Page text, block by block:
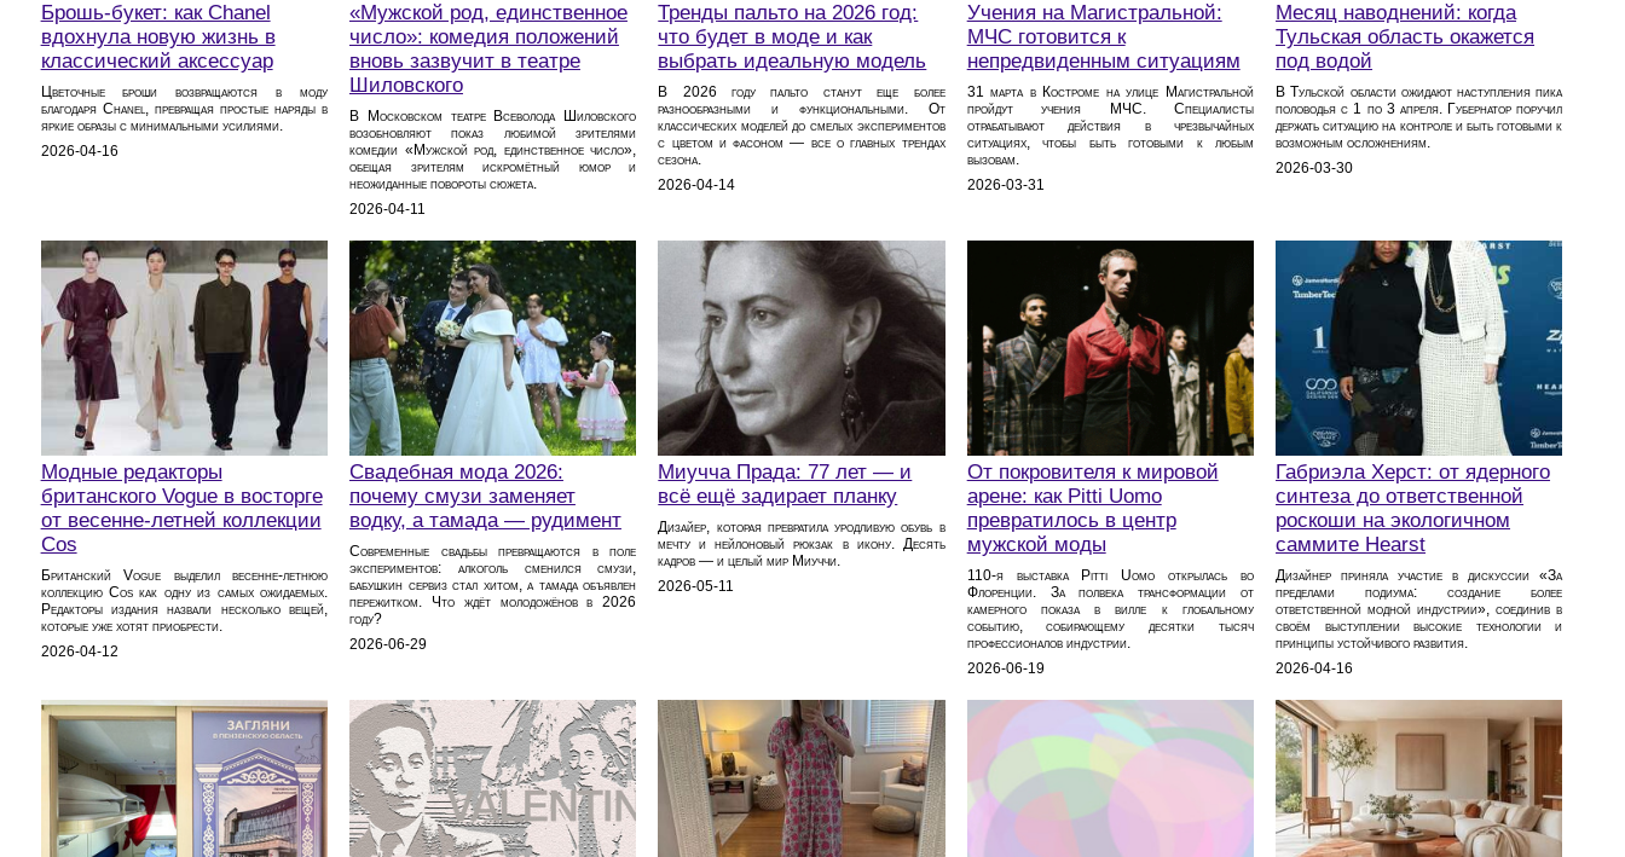
Брошь-букет: как Chanel
вдохнула новую жизнь в
классический аксессуар
Цветочные броши возвращаются в моду
благодаря Chanel, превращая простые наряды в
яркие образы с минимальными усилиями.
2026-04-16
«Мужской род, единственное
число»: комедия положений
вновь зазвучит в театре
Шиловского
В Московском театре Всеволода Шиловского
возобновляют показ любимой зрителями
комедии «Мужской род, единственное число»,
обещая зрителям искромётный юмор и
неожиданные повороты сюжета.
2026-04-11
Тренды пальто на 2026 год:
что будет в моде и как
выбрать идеальную модель
В 2026 году пальто станут еще более
разнообразными и функциональными. От
классических моделей до смелых экспериментов
с цветом и фасоном — все о главных трендах
сезона.
2026-04-14
Учения на Магистральной:
МЧС готовится к
непредвиденным ситуациям
31 марта в Костроме на улице Магистральной
пройдут учения МЧС. Специалисты
отрабатывают действия в чрезвычайных
ситуациях, чтобы быть готовыми к любым
вызовам.
2026-03-31
Месяц наводнений: когда
Тульская область окажется
под водой
В Тульской области ожидают наступления пика
половодья с 1 по 3 апреля. Губернатор поручил
держать ситуацию на контроле и быть готовыми к
возможным осложнениям.
2026-03-30
Модные редакторы
британского Vogue в восторге
от весенне-летней коллекции
Cos
Британский Vogue выделил весенне-летнюю
коллекцию Cos как одну из самых ожидаемых.
Редакторы издания назвали несколько вещей,
которые уже хотят приобрести.
2026-04-12
Свадебная мода 2026:
почему смузи заменяет
водку, а тамада — рудимент
Современные свадьбы превращаются в поле
экспериментов: алкоголь сменился смузи,
бабушкин сервиз стал хитом, а тамада объявлен
пережитком. Что ждёт молодожёнов в 2026
году?
2026-06-29
Миучча Прада: 77 лет — и
всё ещё задирает планку
Дизайер, которая превратила уродливую обувь в
мечту и нейлоновый рюкзак в икону. Десять
кадров — и целый мир Миуччи.
2026-05-11
От покровителя к мировой
арене: как Pitti Uomo
превратилось в центр
мужской моды
110‑я выставка Pitti Uomo открылась во
Флоренции. За полвека трансформации от
камерного показа в вилле к глобальному
событию, собирающему десятки тысяч
профессионалов индустрии.
2026-06-19
Габриэла Херст: от ядерного
синтеза до ответственной
роскоши на экологичном
саммите Hearst
Дизайнер приняла участие в дискуссии «За
пределами подиума: создание более
ответственной модной индустрии», соединив в
своём выступлении высокие технологии и
принципы устойчивого развития.
2026-04-16